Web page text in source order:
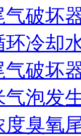
气破坏
环冷却
气破坏
气泡发
度臭氧